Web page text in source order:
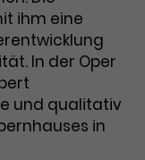
Google
Cookie
ihm eine
In der Oper
und qualitativ
in